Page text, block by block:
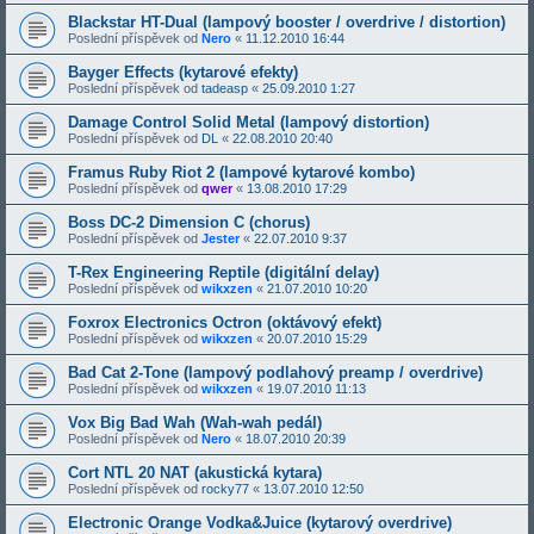
Blackstar HT-Dual (lampový booster / overdrive / distortion)
Poslední příspěvek od Nero « 11.12.2010 16:44
Bayger Effects (kytarové efekty)
Poslední příspěvek od tadeasp « 25.09.2010 1:27
Damage Control Solid Metal (lampový distortion)
Poslední příspěvek od DL « 22.08.2010 20:40
Framus Ruby Riot 2 (lampové kytarové kombo)
Poslední příspěvek od qwer« 13.08.2010 17:29
Boss DC-2 Dimension C (chorus)
Poslední příspěvek od Jester« 22.07.2010 9:37
T-Rex Engineering Reptile (digitální delay)
Poslední příspěvek od wikxzen « 21.07.2010 10:20
Foxrox Electronics Octron (oktávový efekt)
Poslední příspěvek od wikxzen « 20.07.2010 15:29
Bad Cat 2-Tone (lampový podlahový preamp / overdrive)
Poslední příspěvek od wikxzen « 19.07.2010 11:13
Vox Big Bad Wah (Wah-wah pedál)
Poslední příspěvek od Nero « 18.07.2010 20:39
Cort NTL 20 NAT (akustická kytara)
Poslední příspěvek od rocky77 « 13.07.2010 12:50
Electronic Orange Vodka&Juice (kytarový overdrive)